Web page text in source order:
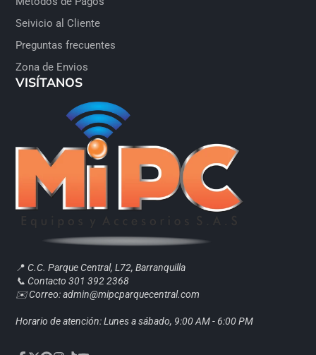
Seivicio al Cliente
Preguntas frecuentes
Zona de Envios
VISÍTANOS
📍 C.C. Parque Central, L72, Barranquilla
📞 Contacto 301 392 2368
✉️ Correo: admin@mipcparquecentral.com
Horario de atención: Lunes a sábado, 9:00 AM - 6:00 PM